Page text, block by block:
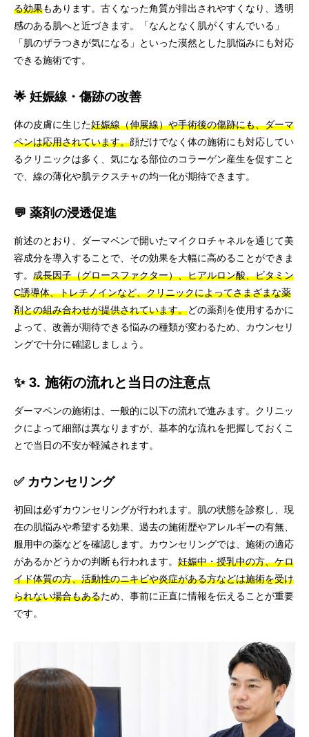
る効果もあります。古くなった角質が排出されやすくなり、透明
感のある肌へと近づきます。「なんとなく肌がくすんでいる」
「肌のザラつきが気になる」といった漠然とした肌悩みにも対応
できる施術です。
🌟 妊娠線・傷跡の改善
体の皮膚に生じた妊娠線（伸展線）や手術後の傷跡にも、ダーマ
ペンは応用されています。顔だけでなく体の施術にも対応してい
るクリニックは多く、気になる部位のコラーゲン産生を促すこと
で、線の薄化や肌テクスチャの均一化が期待できます。
💬 薬剤の浸透促進
前述のとおり、ダーマペンで開いたマイクロチャネルを通じて美
容成分を導入することで、その効果を大幅に高めることができま
す。 成長因子（グロースファクター）、ヒアルロン酸、ビタミン
C誘導体、トレチノインなど、クリニックによってさまざまな薬
剤との組み合わせが提供されています。どの薬剤を使用するかに
よって、改善が期待できる悩みの種類が変わるため、カウンセリ
ングで十分に確認しましょう。
✨ 3. 施術の流れと当日の注意点
ダーマペンの施術は、一般的に以下の流れで進みます。クリニッ
クによって細部は異なりますが、基本的な流れを把握しておくこ
とで当日の不安が軽減されます。
✅ カウンセリング
初回は必ずカウンセリングが行われます。肌の状態を診察し、現
在の肌悩みや希望する効果、過去の施術歴やアレルギーの有無、
服用中の薬などを確認します。カウンセリングでは、施術の適応
があるかどうかの判断も行われます。 妊娠中・授乳中の方、ケロ
イド体質の方、活動性のニキビや炎症がある方などは施術を受け
られない場合もあるため、事前に正直に情報を伝えることが重要
です。